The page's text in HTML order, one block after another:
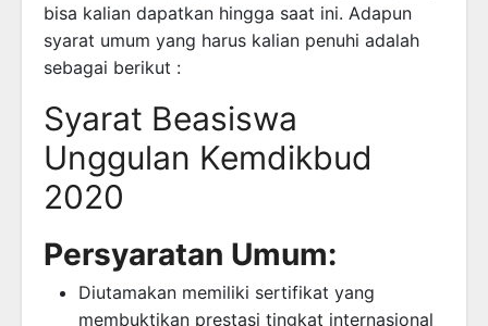
bisa kalian dapatkan hingga saat ini. Adapun
syarat umum yang harus kalian penuhi adalah
sebagai berikut :
Syarat Beasiswa
Unggulan Kemdikbud
2020
Persyaratan Umum:
Diutamakan memiliki sertifikat yang
membuktikan prestasi tingkat internasional